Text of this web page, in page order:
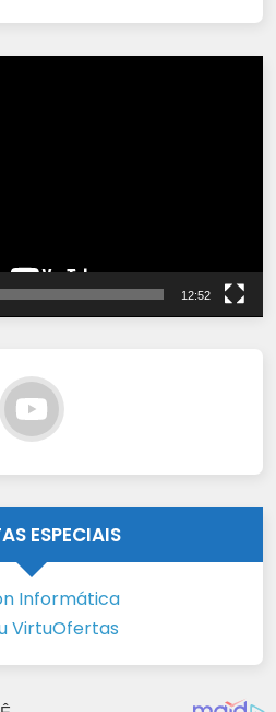
12:52
ESPECIAIS
Informática
VirtuOfertas